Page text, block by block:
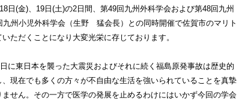
日(金)、19日(土)の2日間、第49回九州外科学会および第48回九州
九州小児外科学会（生野 猛会長）との同時開催で佐賀市のマリト
ただくことになり大変光栄に存じております。
に東日本を襲った大震災およびそれに続く福島原発事故は歴史的
現在でも多くの方々が不自由な生活を強いられていることを真摯
せん。その一方で医学の発展を止めるわけにはいかず今回の学会